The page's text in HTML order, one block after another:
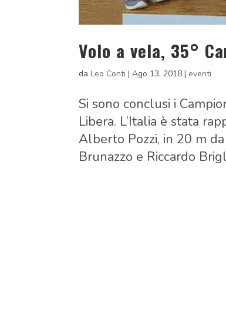
Volo a vela, 35°
daLeo Conti |Ago 13, 2018 | eventi
Si sono conclusi i
Libera. L’Italia è stata
Alberto Pozzi, in 20 m
Brunazzo e Riccardo